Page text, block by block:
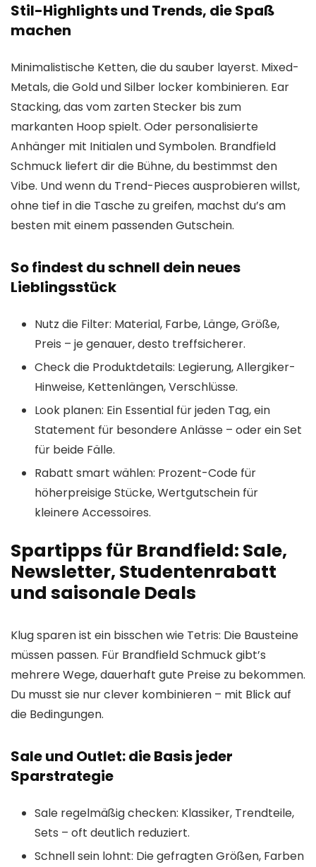
Stil-Highlights und Trends, die Spaß
machen
Minimalistische Ketten, die du sauber layerst. Mixed-
Metals, die Gold und Silber locker kombinieren. Ear
Stacking, das vom zarten Stecker bis zum
markanten Hoop spielt. Oder personalisierte
Anhänger mit Initialen und Symbolen. Brandfield
Schmuck liefert dir die Bühne, du bestimmst den
Vibe. Und wenn du Trend-Pieces ausprobieren willst,
ohne tief in die Tasche zu greifen, machst du’s am
besten mit einem passenden Gutschein.
So findest du schnell dein neues
Lieblingsstück
Nutz die Filter: Material, Farbe, Länge, Größe,
Preis – je genauer, desto treffsicherer.
Check die Produktdetails: Legierung, Allergiker-
Hinweise, Kettenlängen, Verschlüsse.
Look planen: Ein Essential für jeden Tag, ein
Statement für besondere Anlässe – oder ein Set
für beide Fälle.
Rabatt smart wählen: Prozent-Code für
höherpreisige Stücke, Wertgutschein für
kleinere Accessoires.
Spartipps für Brandfield: Sale,
Newsletter, Studentenrabatt
und saisonale Deals
Klug sparen ist ein bisschen wie Tetris: Die Bausteine
müssen passen. Für Brandfield Schmuck gibt’s
mehrere Wege, dauerhaft gute Preise zu bekommen.
Du musst sie nur clever kombinieren – mit Blick auf
die Bedingungen.
Sale und Outlet: die Basis jeder
Sparstrategie
Sale regelmäßig checken: Klassiker, Trendteile,
Sets – oft deutlich reduziert.
Schnell sein lohnt: Die gefragten Größen, Farben